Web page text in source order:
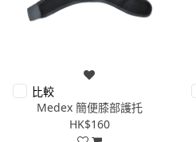
比較
Medex 簡便膝部護托
HK$160